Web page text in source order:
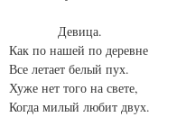
Девица.
Как по нашей по деревне
Все летает белый пух.
Хуже нет того на свете,
Когда милый любит двух.